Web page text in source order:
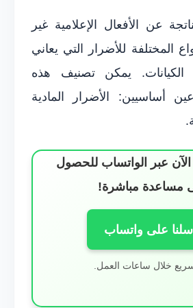
عن الأفعال الإعلامية غير
المختلفة للأضرار التي يعاني
الكيانات. يمكن تصنيف هذه
أساسيين: الأضرار المادية
عبر الواتساب للحصول
مساعدة مباشرة!
على واتساب
خلال ساعات العمل.